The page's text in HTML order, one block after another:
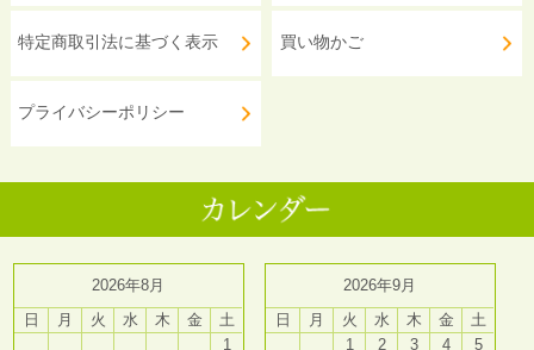
特定商取引法に基づく表示
プライバシーポリシー
買い物かご
2026年8月
日
月 火 水 木 金
土
1
2026年9月
日
月 火 水 木 金
土
1
2 3 4
5